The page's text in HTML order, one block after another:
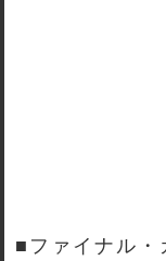
■ファイナル・